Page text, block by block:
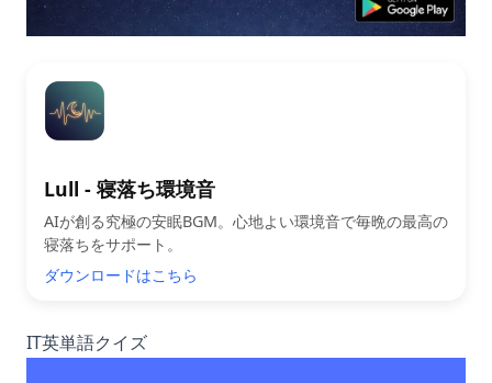
Lull - 寝落ち環境音
AIが創る究極の安眠BGM。心地よい環境音で毎晩の最高の
寝落ちをサポート。
ダウンロードはこちら
IT英単語クイズ